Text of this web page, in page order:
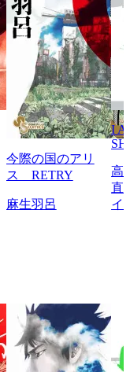
今際の国のアリ
ス RETRY
麻生羽呂
I
高
直
イ